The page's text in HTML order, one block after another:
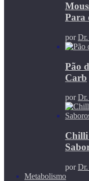
Para
porDr.
Pão
Carb
porDr.
Chilli
porDr.
Metabolismo